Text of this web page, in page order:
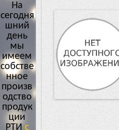
На
сегодня
шний
день
мы
имеем
собстве
нное
произв
одство
продук
ции
РТИ с